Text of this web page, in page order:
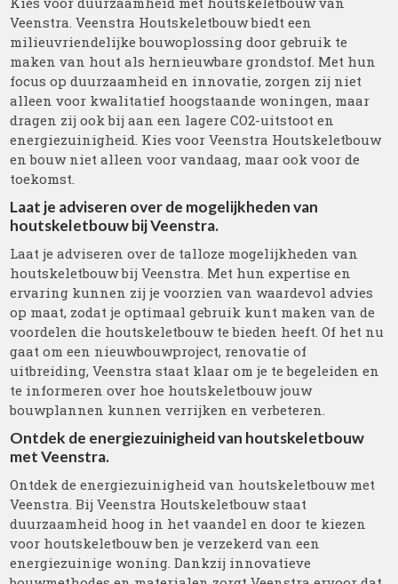
Veenstra. Veenstra Houtskeletbouw biedt een
milieuvriendelijke bouwoplossing door gebruik te
maken van hout als hernieuwbare grondstof. Met hun
focus op duurzaamheid en innovatie, zorgen zij niet
alleen voor kwalitatief hoogstaande woningen, maar
dragen zij ook bij aan een lagere CO2-uitstoot en
energiezuinigheid. Kies voor Veenstra Houtskeletbouw
en bouw niet alleen voor vandaag, maar ook voor de
toekomst.
Laat je adviseren over de mogelijkheden van
houtskeletbouw bij Veenstra.
Laat je adviseren over de talloze mogelijkheden van
houtskeletbouw bij Veenstra. Met hun expertise en
ervaring kunnen zij je voorzien van waardevol advies
op maat, zodat je optimaal gebruik kunt maken van de
voordelen die houtskeletbouw te bieden heeft. Of het nu
gaat om een nieuwbouwproject, renovatie of
uitbreiding, Veenstra staat klaar om je te begeleiden en
te informeren over hoe houtskeletbouw jouw
bouwplannen kunnen verrijken en verbeteren.
Ontdek de energiezuinigheid van houtskeletbouw
met Veenstra.
Ontdek de energiezuinigheid van houtskeletbouw met
Veenstra. Bij Veenstra Houtskeletbouw staat
duurzaamheid hoog in het vaandel en door te kiezen
voor houtskeletbouw ben je verzekerd van een
energiezuinige woning. Dankzij innovatieve